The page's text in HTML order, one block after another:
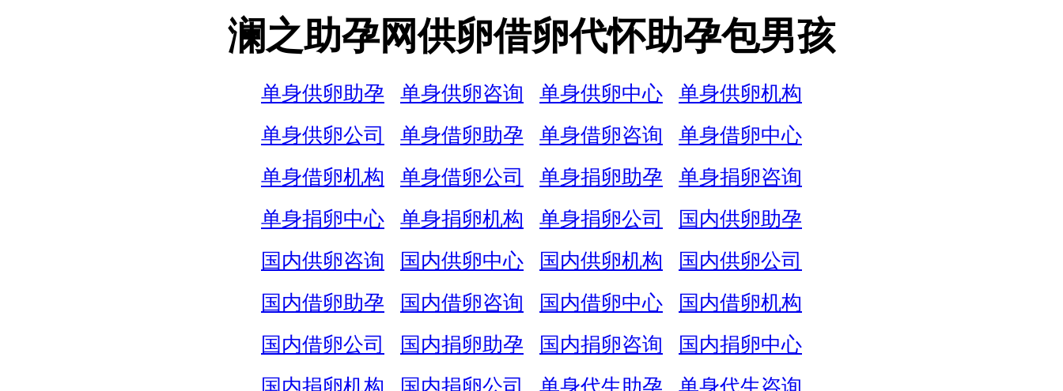
澜之助孕网供卵借卵代怀助孕包男孩
单身供卵助孕 单身供卵咨询 单身供卵中心
单身供卵机构
单身供卵公司
单身借卵助孕 单身借卵咨询
单身借卵中心
单身借卵机构
单身借卵公司 单身捐卵助孕
单身捐卵咨询
单身捐卵中心
单身捐卵机构 单身捐卵公司
国内供卵助孕
国内供卵咨询
国内供卵中心 国内供卵机构
国内供卵公司
国内借卵助孕
国内借卵咨询 国内借卵中心
国内借卵机构
国内借卵公司
国内捐卵助孕 国内捐卵咨询
国内捐卵中心
国内捐卵机构
国内捐卵公司 单身代生助孕
单身代生咨询